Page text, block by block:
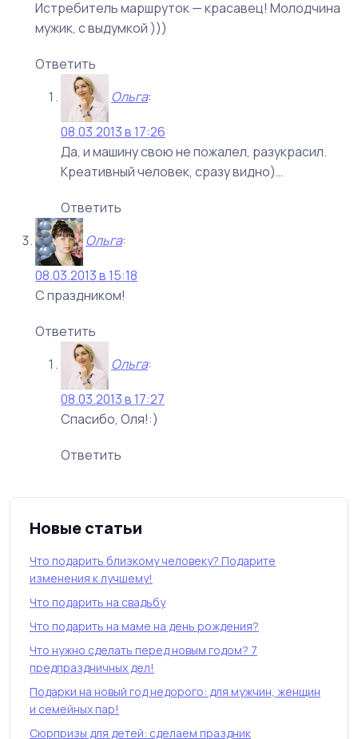
Истребитель маршруток — красавец! Молодчина
мужик, с выдумкой )))
Ответить
Ольга:
08.03.2013 в 17:26
Да, и машину свою не пожалел, разукрасил.
Креативный человек, сразу видно)…
Ответить
Ольга:
08.03.2013 в 15:18
С праздником!
Ответить
Ольга:
08.03.2013 в 17:27
Спасибо, Оля!:)
Ответить
Новые статьи
Что подарить близкому человеку? Подарите
изменения к лучшему!
Что подарить на свадьбу
Что подарить на маме на день рождения?
Что нужно сделать перед новым годом? 7
предпраздничных дел!
Подарки на новый год недорого: для мужчин, женщин
и семейных пар!
Сюрпризы для детей: сделаем праздник